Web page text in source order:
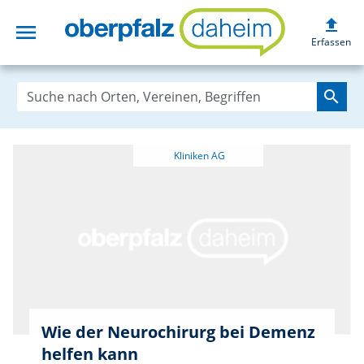
menu upload
Erfassen
search
Wie der Neurochirurg bei Demenz
helfen kann